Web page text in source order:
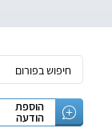
הוספת
הודעה